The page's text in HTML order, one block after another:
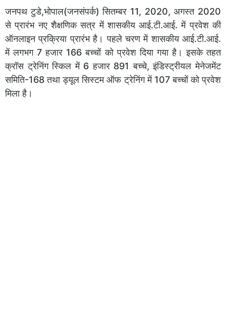
जनपथ टुडे,भोपाल(जनसंपर्क) सितम्बर 11, 2020, अगस्त 2020
से प्रारंभ नए शैक्षणिक सत्र में शासकीय आई.टी.आई. में प्रवेश की
ऑनलाइन प्रक्रिया प्रारंभ है। पहले चरण में शासकीय आई.टी.आई.
में लगभग 7 हजार 166 बच्चों को प्रवेश दिया गया है। इसके तहत
क्रॉस ट्रेनिंग स्किल में 6 हजार 891 बच्चे, इंडिस्ट्रीयल मेनेजमेंट
समिति-168 तथा ड्यूल सिस्टम ऑफ ट्रेनिंग में 107 बच्चों को प्रवेश
मिला है।